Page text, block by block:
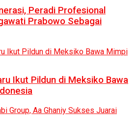
Peradi Profesional
Prabowo Sebagai
Ikut Pildun di Meksiko Bawa